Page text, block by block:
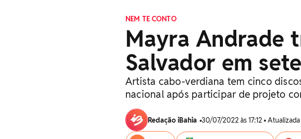
NEM TE CONTO
Mayra Andrade
Salvador em
Artista cabo-verdiana tem cinco
nacional após participar de projeto
Redação iBahia •30/07/2022 às 17:12 •